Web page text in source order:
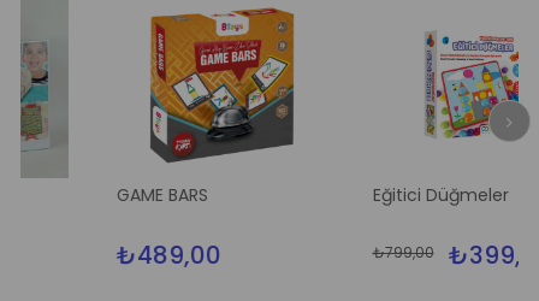
GAME BARS
₺489,00
Eğitici Düğmeler
₺399,00
₺799,00